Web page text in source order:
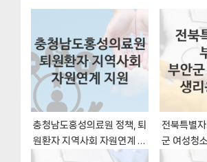
o
t
:
s
:
충청남도홍성의료원 정책, 퇴
원환자 지역사회 자원연계 지
원 신청조건과 신청방법
전북특별
군 여성청
지원 정책,